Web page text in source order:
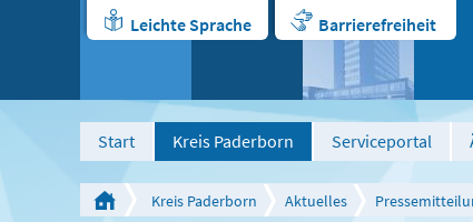
Leichte Sprache Barrierefreiheit
Start Kreis Paderborn Serviceportal
Kreis Paderborn Aktuelles